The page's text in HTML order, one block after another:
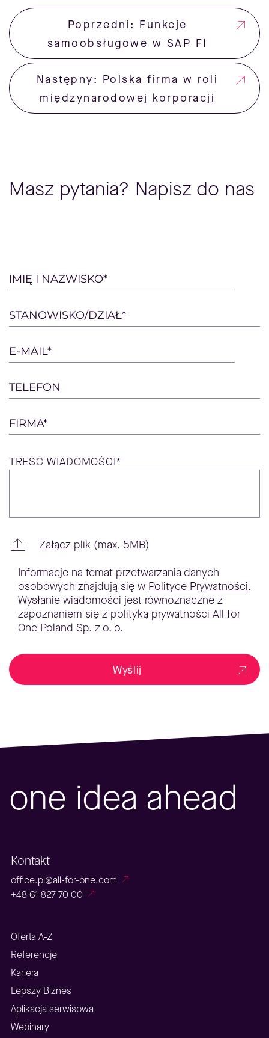
Poprzedni: Funkcje
samoobsługowe w SAP FI
Następny: Polska firma w roli
międzynarodowej korporacji
Masz pytania? Napisz do nas
Please
this
field
empty.
IMIĘ I NAZWISKO*
STANOWISKO/DZIAŁ*
E-MAIL*
TELEFON
FIRMA*
TREŚĆ WIADOMOŚCI*
Załącz plik (max. 5MB)
Informacje na temat przetwarzania danych
osobowych znajdują się w Polityce Prywatności.
Wysłanie wiadomości jest równoznaczne z
zapoznaniem się z polityką prywatności All for
One Poland Sp. z o. o.
Wyślij
one idea ahead
Kontakt
office.pl@all-for-one.com
+48 61 827 70 00
Oferta A-Z
Referencje
Kariera
Lepszy Biznes
Aplikacja serwisowa
Webinary